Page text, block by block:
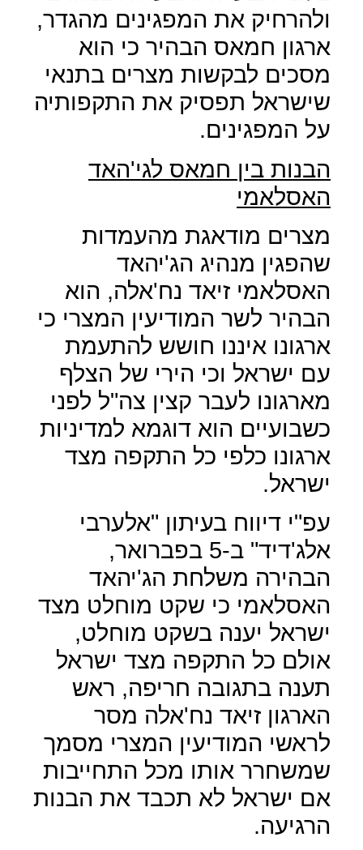
ולהרחיק את המפגינים מהגדר,
ארגון חמאס הבהיר כי הוא
מסכים לבקשות מצרים בתנאי
שישראל תפסיק את התקפותיה
על המפגינים.
הבנות בין חמאס לגי'האד
האסלאמי
מצרים מודאגת מהעמדות
שהפגין מנהיג הג'יהאד
האסלאמי זיאד נח'אלה, הוא
הבהיר לשר המודיעין המצרי כי
ארגונו איננו חושש להתעמת
עם ישראל וכי הירי של הצלף
מארגונו לעבר קצין צה"ל לפני
כשבועיים הוא דוגמא למדיניות
ארגונו כלפי כל התקפה מצד
ישראל.
עפ"י דיווח בעיתון "אלערבי
אלג'דיד" ב-5 בפברואר,
הבהירה משלחת הג'יהאד
האסלאמי כי שקט מוחלט מצד
ישראל יענה בשקט מוחלט,
אולם כל התקפה מצד ישראל
תענה בתגובה חריפה, ראש
הארגון זיאד נח'אלה מסר
לראשי המודיעין המצרי מסמך
שמשחרר אותו מכל התחייבות
אם ישראל לא תכבד את הבנות
הרגיעה.